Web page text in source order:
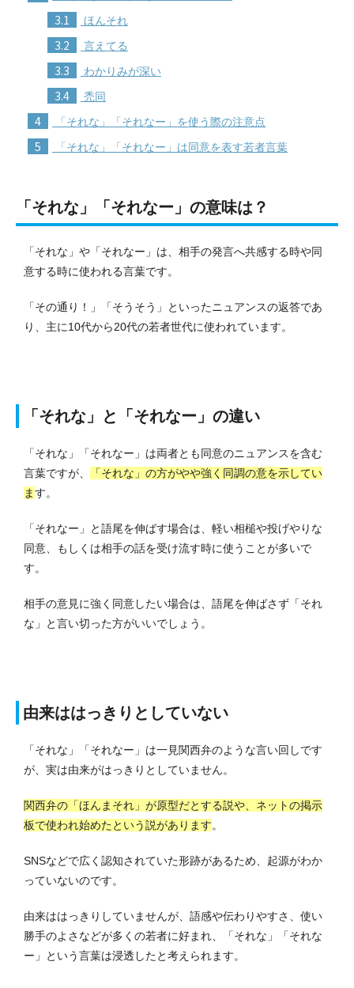
3.1 ほんそれ
3.2 言えてる
3.3 わかりみが深い
3.4 禿同
4 「それな」「それなー」を使う際の注意点
5 「それな」「それなー」は同意を表す若者言葉
「それな」「それなー」の意味は？
「それな」や「それなー」は、相手の発言へ共感する時や同
意する時に使われる言葉です。
「その通り！」「そうそう」といったニュアンスの返答であ
り、主に10代から20代の若者世代に使われています。
「それな」と「それなー」の違い
「それな」「それなー」は両者とも同意のニュアンスを含む
言葉ですが、
「それな」の方がやや強く同調の意を示してい
ます。
「それなー」と語尾を伸ばす場合は、軽い相槌や投げやりな
同意、もしくは相手の話を受け流す時に使うことが多いで
す。
相手の意見に強く同意したい場合は、語尾を伸ばさず「それ
な」と言い切った方がいいでしょう。
由来ははっきりとしていない
「それな」「それなー」は一見関西弁のような言い回しです
が、実は由来がはっきりとしていません。
関西弁の「ほんまそれ」が原型だとする説や、ネットの掲示
板で使われ始めたという説があります。
SNSなどで広く認知されていた形跡があるため、起源がわか
っていないのです。
由来ははっきりしていませんが、語感や伝わりやすさ、使い
勝手のよさなどが多くの若者に好まれ、「それな」「それな
ー」という言葉は浸透したと考えられます。